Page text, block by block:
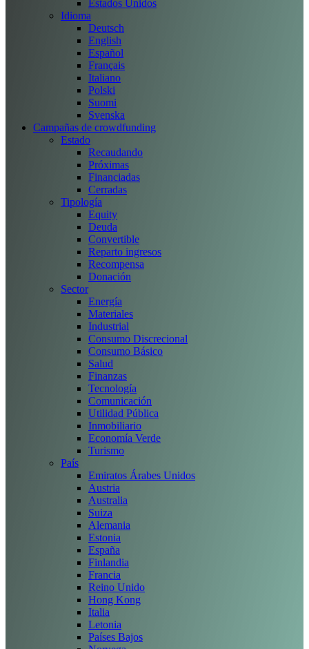
Estados Unidos
Idioma
Deutsch
English
Español
Français
Italiano
Polski
Suomi
Svenska
Campañas de crowdfunding
Estado
Recaudando
Próximas
Financiadas
Cerradas
Tipología
Equity
Deuda
Convertible
Reparto ingresos
Recompensa
Donación
Sector
Energía
Materiales
Industrial
Consumo Discrecional
Consumo Básico
Salud
Finanzas
Tecnología
Comunicación
Utilidad Pública
Inmobiliario
Economía Verde
Turismo
País
Emiratos Árabes Unidos
Austria
Australia
Suiza
Alemania
Estonia
España
Finlandia
Francia
Reino Unido
Hong Kong
Italia
Letonia
Países Bajos